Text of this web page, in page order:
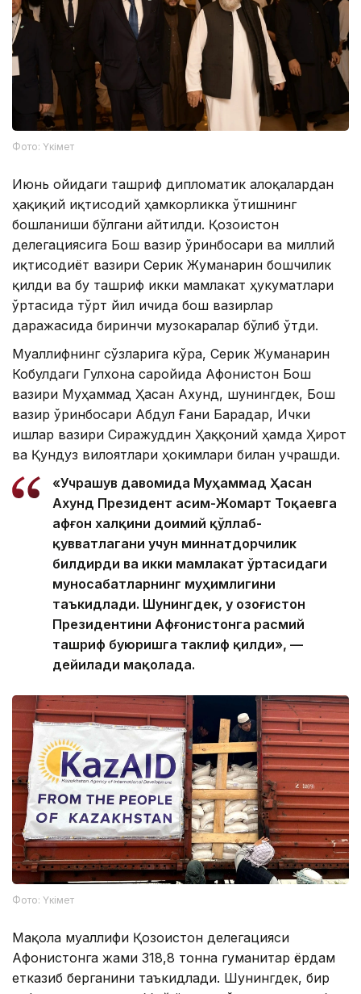
Фото: Үкімет
Июнь ойидаги ташриф дипломатик алоқалардан
ҳақиқий иқтисодий ҳамкорликка ўтишнинг
бошланиши бўлгани айтилди. Қозоғистон
делегациясига Бош вазир ўринбосари ва миллий
иқтисодиёт вазири Серик Жуманғарин бошчилик
қилди ва бу ташриф икки мамлакат ҳукуматлари
ўртасида тўрт йил ичида бош вазирлар
даражасида биринчи музокаралар бўлиб ўтди.
Муаллифнинг сўзларига кўра, Серик Жуманғарин
Кобулдаги Гулхона саройида Афғонистон Бош
вазири Муҳаммад Ҳасан Ахунд, шунингдек, Бош
вазир ўринбосари Абдул Ғани Барадар, Ички
ишлар вазири Сиражуддин Ҳаққоний ҳамда Ҳирот
ва Қундуз вилоятлари ҳокимлари билан учрашди.
«Учрашув давомида Муҳаммад Ҳасан
Ахунд Президент Қасим-Жомарт Тоқаевга
афғон халқини доимий қўллаб-
қувватлагани учун миннатдорчилик
билдирди ва икки мамлакат ўртасидаги
муносабатларнинг муҳимлигини
таъкидлади. Шунингдек, у Қозоғистон
Президентини Афғонистонга расмий
ташриф буюришга таклиф қилди», —
дейилади мақолада.
Фото: Үкімет
Мақола муаллифи Қозоғистон делегацияси
Афғонистонга жами 318,8 тонна гуманитар ёрдам
етказиб берганини таъкидлади. Шунингдек, бир